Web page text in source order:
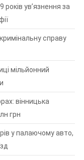
років ув’язнення за
справу
мільйонний
вінницька
грн
у палаючому авто,